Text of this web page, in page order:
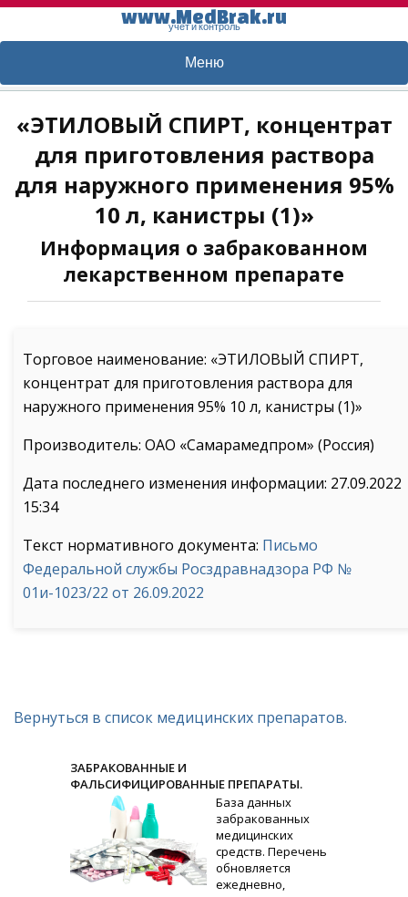
www.MedBrak.ru
учет и контроль
Меню
«ЭТИЛОВЫЙ СПИРТ, концентрат
для приготовления раствора
для наружного применения 95%
10 л, канистры (1)»
Информация о забракованном
лекарственном препарате
Торговое наименование: «ЭТИЛОВЫЙ СПИРТ,
концентрат для приготовления раствора для
наружного применения 95% 10 л, канистры (1)»
Производитель: ОАО «Самарамедпром» (Россия)
Дата последнего изменения информации: 27.09.2022
15:34
Текст нормативного документа: Письмо
Федеральной службы Росздравнадзора РФ №
01и-1023/22 от 26.09.2022
Вернуться в список медицинских препаратов.
ЗАБРАКОВАННЫЕ И
ФАЛЬСИФИЦИРОВАННЫЕ ПРЕПАРАТЫ.
База данных
забракованных
медицинских
средств. Перечень
обновляется
ежедневно,